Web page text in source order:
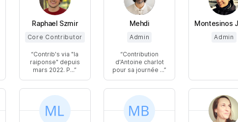
Raphael Szmir
Core Contributor
Contrib's via "la
raiponse" depuis
mars 2022. P...
Mehdi
Admin
Contribution
d'Antoine charlot
pour sa journée ...
Montesinos
Admin